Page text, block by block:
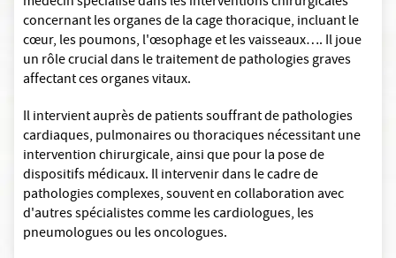
concernant les organes de la cage thoracique, incluant le
cœur, les poumons, l'œsophage et les vaisseaux…. Il joue
un rôle crucial dans le traitement de pathologies graves
affectant ces organes vitaux.
Il intervient auprès de patients souffrant de pathologies
cardiaques, pulmonaires ou thoraciques nécessitant une
intervention chirurgicale, ainsi que pour la pose de
dispositifs médicaux. Il intervenir dans le cadre de
pathologies complexes, souvent en collaboration avec
d'autres spécialistes comme les cardiologues, les
pneumologues ou les oncologues.